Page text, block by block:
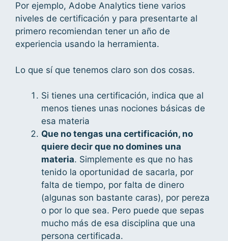
Por ejemplo, Adobe Analytics tiene varios
niveles de certificación y para presentarte al
primero recomiendan tener un año de
experiencia usando la herramienta.
Lo que sí que tenemos claro son dos cosas.
Si tienes una certificación, indica que al
menos tienes unas nociones básicas de
esa materia
Que no tengas una certificación, no
quiere decir que no domines una
materia. Simplemente es que no has
tenido la oportunidad de sacarla, por
falta de tiempo, por falta de dinero
(algunas son bastante caras), por pereza
o por lo que sea. Pero puede que sepas
mucho más de esa disciplina que una
persona certificada.